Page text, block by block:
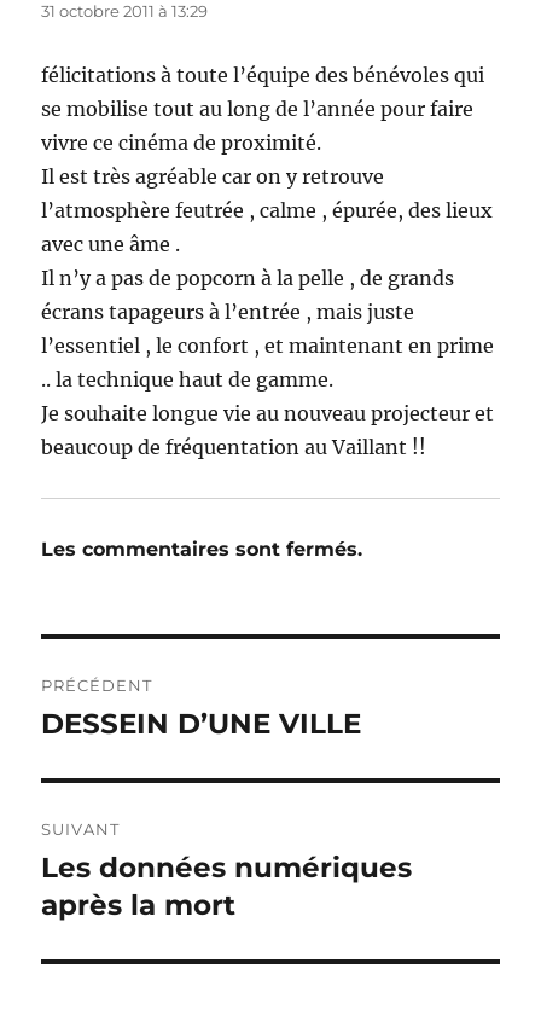
31 octobre 2011 à 13:29
félicitations à toute l’équipe des bénévoles qui
se mobilise tout au long de l’année pour faire
vivre ce cinéma de proximité.
Il est très agréable car on y retrouve
l’atmosphère feutrée , calme , épurée, des lieux
avec une âme .
Il n’y a pas de popcorn à la pelle , de grands
écrans tapageurs à l’entrée , mais juste
l’essentiel , le confort , et maintenant en prime
.. la technique haut de gamme.
Je souhaite longue vie au nouveau projecteur et
beaucoup de fréquentation au Vaillant !!
Les commentaires sont fermés.
de
PRÉCÉDENT
Publication
DESSEIN D’UNE VILLE
SUIVANT
Publication
suivante :
Les données numériques
après la mort